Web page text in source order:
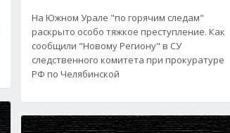
На Южном Урале "по горячим следам"
раскрыто особо тяжкое преступление. Как
сообщили "Новому Региону" в СУ
следственного комитета при прокуратуре
РФ по Челябинской